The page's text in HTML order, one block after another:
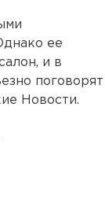
ее
и в
поговорят
Новости.